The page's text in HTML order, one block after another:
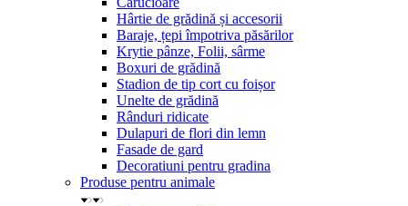
Hârtie de grădină și accesorii
Baraje, țepi împotriva păsărilor
Krytie pânze, Folii, sârme
Boxuri de grădină
Stadion de tip cort cu foișor
Unelte de grădină
Rânduri ridicate
Dulapuri de flori din lemn
Fasade de gard
Decoratiuni pentru gradina
Produse pentru animale